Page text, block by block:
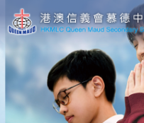
移至主內容